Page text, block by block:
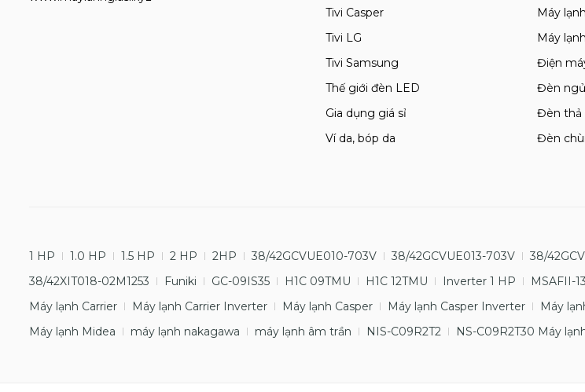
Tivi Casper
Tivi LG
Tivi Samsung
Thế giới đèn LED
Gia dụng giá sỉ
Ví da, bóp da
Máy
Máy
Điện
Đèn
Đèn thả
Đèn
1 HP 1.0 HP 1.5 HP 2 HP 2HP 38/42GCVUE010-703V 38/42GCVUE013-703V 38/
38/42XIT018-02M1253
Funiki GC-09IS35 H1C 09TMU H1C 12TMU Inverter 1 HP MSAFII-
Máy lạnh Carrier
Máy lạnh Carrier Inverter Máy lạnh Casper Máy lạnh Casper Inverter Máy
Máy lạnh Midea
máy lạnh nakagawa máy lạnh âm trần NIS-C09R2T2 NS-C09R2T30 Máy